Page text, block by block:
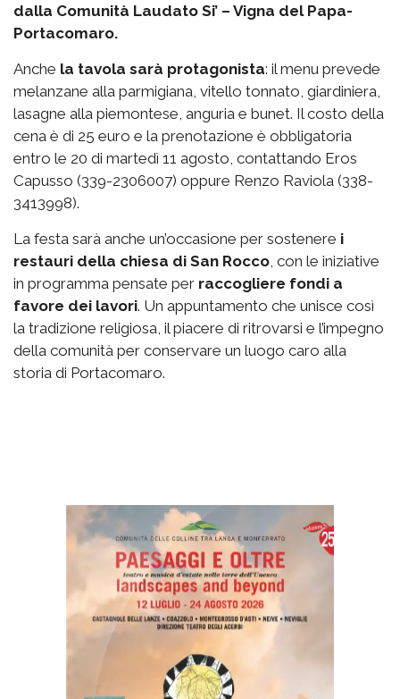
dalla Comunità Laudato Si’ – Vigna del Papa-
Portacomaro.
Anche la tavola sarà protagonista: il menu prevede
melanzane alla parmigiana, vitello tonnato, giardiniera,
lasagne alla piemontese, anguria e bunet. Il costo della
cena è di 25 euro e la prenotazione è obbligatoria
entro le 20 di martedì 11 agosto, contattando Eros
Capusso (339-2306007) oppure Renzo Raviola (338-
3413998).
La festa sarà anche un’occasione per sostenere i
restauri della chiesa di San Rocco , con le iniziative
in programma pensate per raccogliere fondi a
favore dei lavori. Un appuntamento che unisce così
la tradizione religiosa, il piacere di ritrovarsi e l’impegno
della comunità per conservare un luogo caro alla
storia di Portacomaro.